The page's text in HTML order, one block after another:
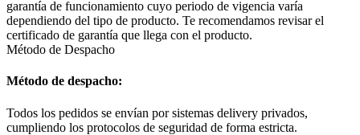
garantía de funcionamiento cuyo periodo de vigencia varía
dependiendo del tipo de producto. Te recomendamos revisar el
certificado de garantía que llega con el producto.
Método de Despacho
Método de despacho:
Todos los pedidos se envían por sistemas delivery privados,
cumpliendo los protocolos de seguridad de forma estricta.